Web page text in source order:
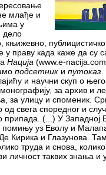
млађе и
у
дело
праву када каже да су
Нација (www.e-
подсетник и путоказ
и научни скуп о
за архив и
за улицу и споменик.
свега споредног и
(...) У Западној
уз Еволу и
Кирика и Глазунова.
труда и снова,
личност таквих знања и